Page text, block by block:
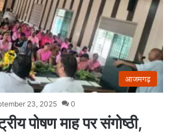
आजमगढ़
23, 2025 0
पोषण माह पर संगोष्ठी,